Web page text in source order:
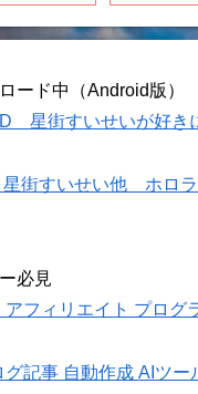
ード中（Android版）
星街すいせいが好き
街すいせい他 ホロラ
必見
フィリエイト プログ
記事 自動作成 AIツー